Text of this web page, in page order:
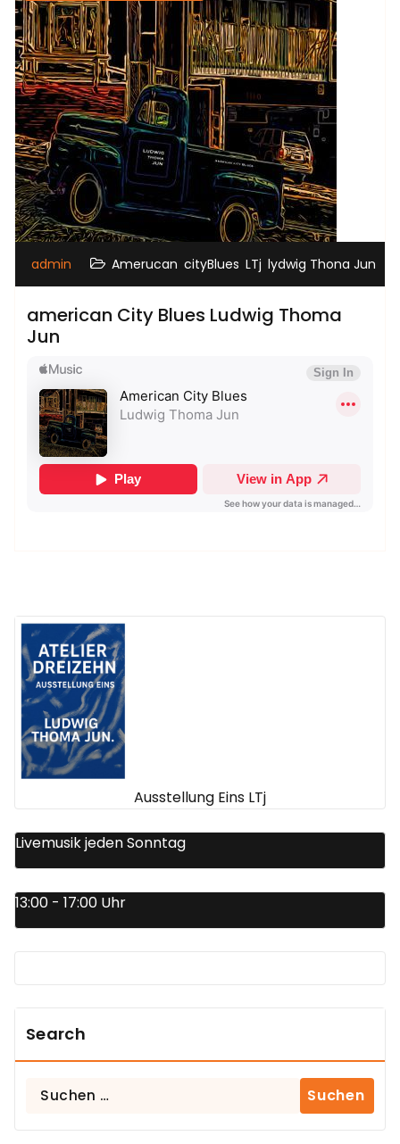
admin Amerucan cityBlues LTj lydwig Thona Jun
american City Blues Ludwig Thoma
Jun
Ausstellung Eins LTj
Livemusik jeden Sonntag
13:00 - 17:00 Uhr
Search
Suchen